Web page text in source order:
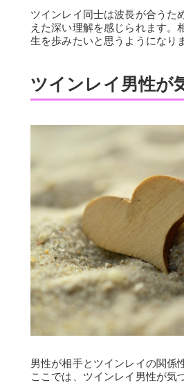
ツインレイ同士は波長が合うた
えた深い理解を感じられます。
生を歩みたいと思うようになり
ツインレイ男性が
男性が相手とツインレイの関係
ここでは、ツインレイ男性が気